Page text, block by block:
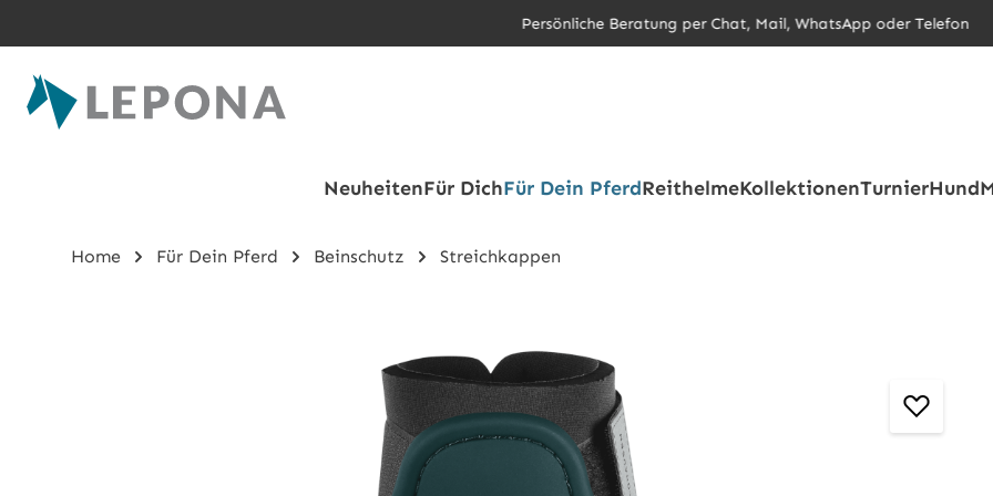
Persönliche Beratung per Chat, Mail, WhatsApp oder Telefon
NeuheitenFür DichFür Dein PferdReithelmeKollektionenTurnierHund
Home Für Dein Pferd Beinschutz Streichkappen